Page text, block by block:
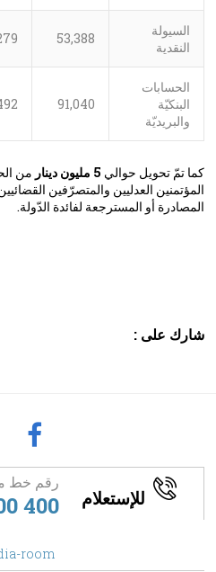
السيولة
النقدية
53,388
الحسابات
البنكيّة
والبريديّة
91,040
كما تمّ تحويل حوالي 5 مليون دينار
من
المؤتمنين العدليين والمتصرّفين
المصادرة أو المسترجعة لفائدة الدّولة.
شارك على :
للإستعلام
رقم خط
400
room